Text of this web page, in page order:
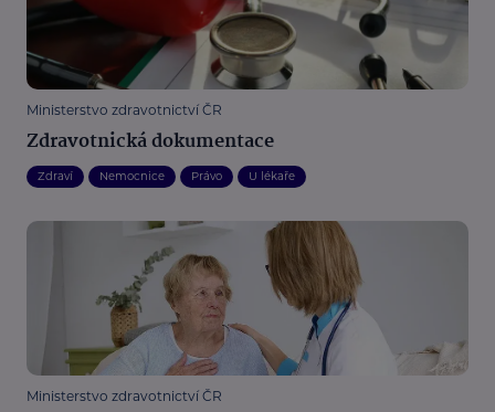
Ministerstvo zdravotnictví ČR
Zdravotnická dokumentace
Zdraví Nemocnice Právo U lékaře
Ministerstvo zdravotnictví ČR